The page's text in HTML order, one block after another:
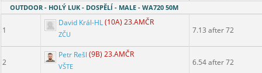
OUTDOOR - HOLÝ LUK - DOSPĚLÍ - MALE - WA720 50M
1
David Král-HL(10A) 23.AMČR
ZČU 7.13 after 72
2
Petr Rešl (9B) 23.AMČR
VŠTE 6.54 after 72